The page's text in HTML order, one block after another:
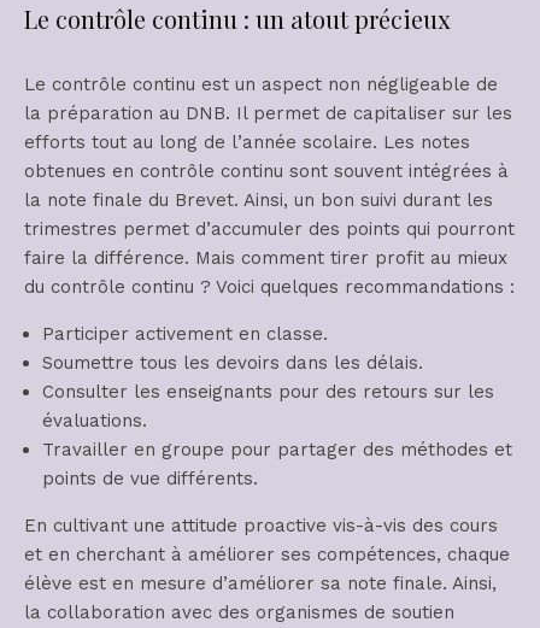
Le contrôle continu : un atout précieux
Le contrôle continu est un aspect non négligeable de
la préparation au DNB. Il permet de capitaliser sur les
efforts tout au long de l’année scolaire. Les notes
obtenues en contrôle continu sont souvent intégrées à
la note finale du Brevet. Ainsi, un bon suivi durant les
trimestres permet d’accumuler des points qui pourront
faire la différence. Mais comment tirer profit au mieux
du contrôle continu ? Voici quelques recommandations :
Participer activement en classe.
Soumettre tous les devoirs dans les délais.
Consulter les enseignants pour des retours sur les
évaluations.
Travailler en groupe pour partager des méthodes et
points de vue différents.
En cultivant une attitude proactive vis-à-vis des cours
et en cherchant à améliorer ses compétences, chaque
élève est en mesure d’améliorer sa note finale. Ainsi,
la collaboration avec des organismes de soutien